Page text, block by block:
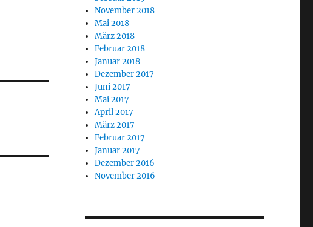
November 2018
Mai 2018
März 2018
Februar 2018
Januar 2018
Dezember 2017
Juni 2017
Mai 2017
April 2017
März 2017
Februar 2017
Januar 2017
Dezember 2016
November 2016